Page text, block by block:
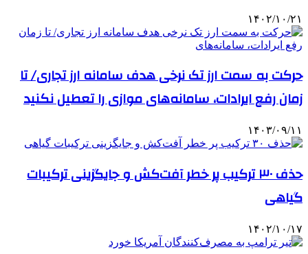
۱۴۰۲/۱۰/۲۱
حرکت به سمت ارز تک نرخی هدف سامانه ارز تجاری/ تا
زمان رفع ایرادات، سامانه‌های موازی را تعطیل نکنید
۱۴۰۳/۰۹/۱۱
حذف ۳۰ ترکیب پر خطر آفت‌کش و جایگزینی ترکیبات
گیاهی
۱۴۰۲/۱۰/۱۷